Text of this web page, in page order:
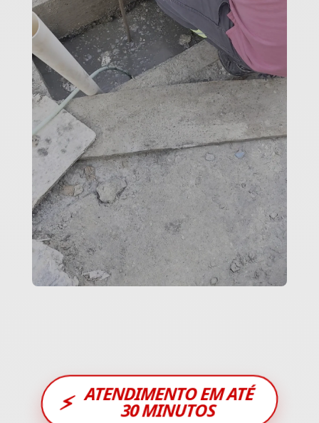
⚡ ATENDIMENTO EM ATÉ
30 MINUTOS